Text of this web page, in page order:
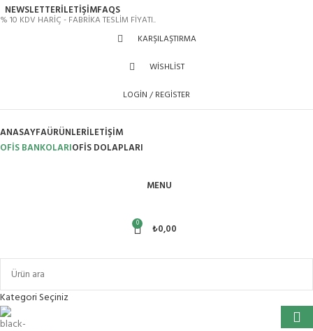
NEWSLETTERİLETİŞİMFAQS
% 10 KDV HARİÇ - FABRİKA TESLİM FİYATI..
KARŞILAŞTIRMA
WISHLIST
LOGIN / REGISTER
ANASAYFAÜRÜNLERİLETIŞIM
OFİS BANKOLARIOFIS DOLAPLARI
MENU
0 ₺0,00
Kategori Seçiniz